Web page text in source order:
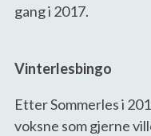
gang i 2017.
Vinterlesbingo
Etter Sommerles i
voksne som gjerne